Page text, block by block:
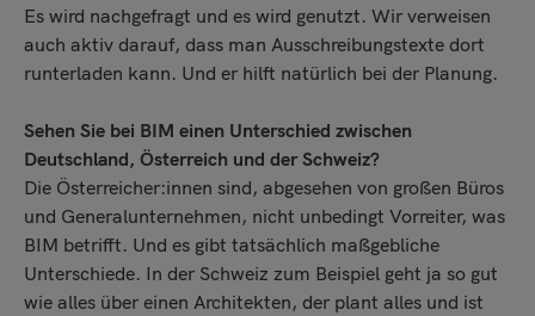
Es wird nachgefragt und es wird genutzt. Wir verweisen
auch aktiv darauf, dass man Ausschreibungstexte dort
runterladen kann. Und er hilft natürlich bei der Planung.
Sehen Sie bei BIM einen Unterschied zwischen
Deutschland, Österreich und der Schweiz?
Die Österreicher:innen sind, abgesehen von großen Büros
und Generalunternehmen, nicht unbedingt Vorreiter, was
BIM betrifft. Und es gibt tatsächlich maßgebliche
Unterschiede. In der Schweiz zum Beispiel geht ja so gut
wie alles über einen Architekten, der plant alles und ist